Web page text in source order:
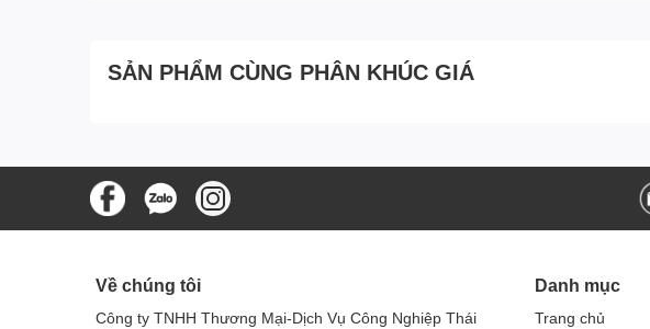
SẢN PHẨM CÙNG PHÂN KHÚC GIÁ
Về chúng tôi
Công ty TNHH Thương Mại-Dịch Vụ Công Nghiệp Thái
Danh mục
Trang chủ